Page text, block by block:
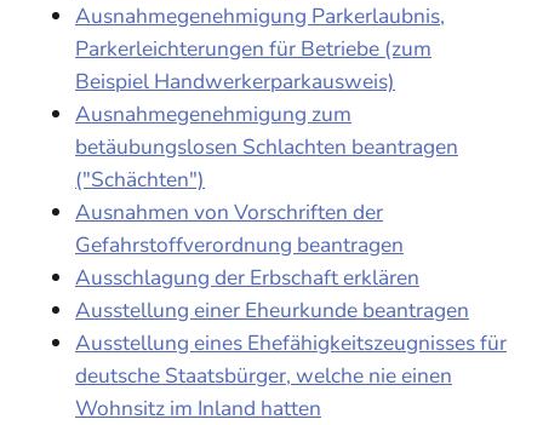
Ausnahmegenehmigung Parkerlaubnis,
Parkerleichterungen für Betriebe (zum
Beispiel Handwerkerparkausweis)
Ausnahmegenehmigung zum
betäubungslosen Schlachten beantragen
("Schächten")
Ausnahmen von Vorschriften der
Gefahrstoffverordnung beantragen
Ausschlagung der Erbschaft erklären
Ausstellung einer Eheurkunde beantragen
Ausstellung eines Ehefähigkeitszeugnisses für
deutsche Staatsbürger, welche nie einen
Wohnsitz im Inland hatten